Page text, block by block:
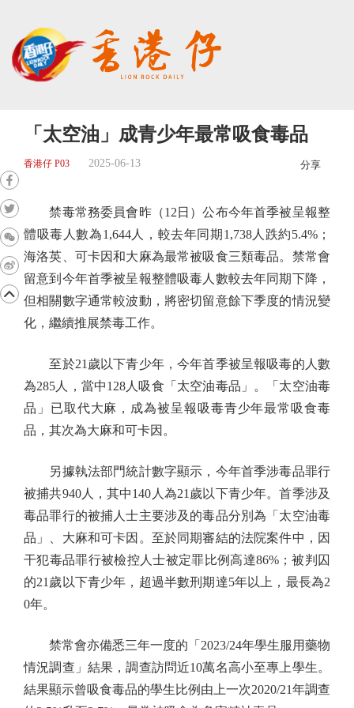
「太空油」成青少年最常吸食毒品
香港仔 P03 2025-06-13 分享
禁毒常務委員會昨（12日）公布今年首季被呈報整
體吸毒人數為1,644人，較去年同期1,738人跌約5.4%；
海洛英、可卡因和大麻為最常被吸食三類毒品。禁常會
留意到今年首季被呈報整體吸毒人數較去年同期下降，
但相關數字通常較波動，將密切留意餘下季度的情況變
化，繼續推展禁毒工作。
至於21歲以下青少年，今年首季被呈報吸毒的人數
為285人，當中128人吸食「太空油毒品」。「太空油毒
品」已取代大麻，成為被呈報吸毒青少年最常吸食毒
品，其次為大麻和可卡因。
另據執法部門統計數字顯示，今年首季涉毒品罪行
被捕共940人，其中140人為21歲以下青少年。首季涉及
毒品罪行的被捕人士主要涉及的毒品分別為「太空油毒
品」、大麻和可卡因。至於同期審結的法院案件中，因
干犯毒品罪行被檢控人士被定罪比例高達86%；被判囚
的21歲以下青少年，超過半數刑期達5年以上，最長為2
0年。
禁常會亦備悉三年一度的「2023/24年學生服用藥物
情況調查」結果，調查訪問近10萬名高小至專上學生。
結果顯示曾吸食毒品的學生比例由上一次2020/21年調查